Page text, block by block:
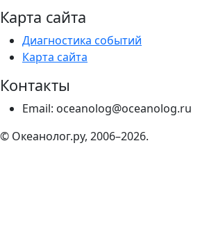
Карта сайта
Диагностика событий
Карта сайта
Контакты
Email: oceanolog@oceanolog.ru
© Океанолог.ру, 2006–2026.